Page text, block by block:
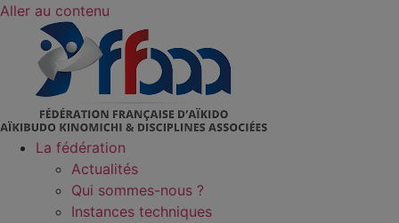
Aller au contenu
La fédération
Actualités
Qui sommes-nous ?
Instances techniques